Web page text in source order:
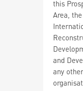
this
Area,
and
any